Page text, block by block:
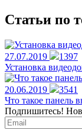
Статьи по
27.07.2019
1397
Установка
20.06.2019
3541
Что такое панель
Подпишитесь!